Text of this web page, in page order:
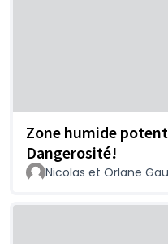
Zone humide
Dangerosité!
Nicolas et Orlane